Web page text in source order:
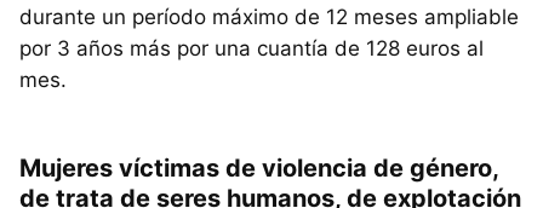
durante un período máximo de 12 meses ampliable
por 3 años más por una cuantía de 128 euros al
mes.
Mujeres víctimas de violencia de género,
de trata de seres humanos, de explotación